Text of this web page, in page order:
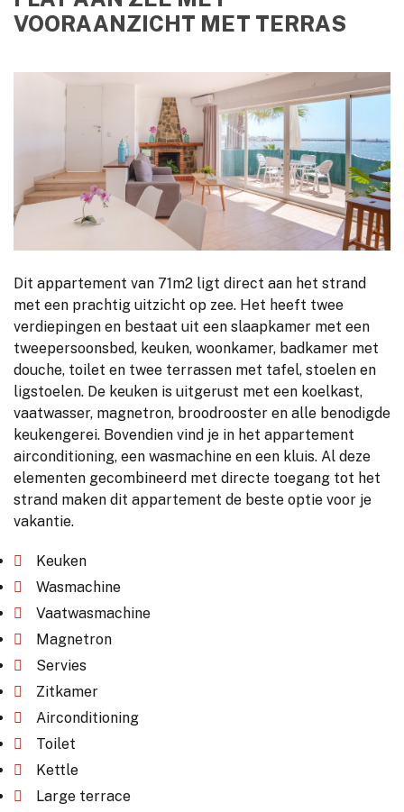
VOORAANZICHT MET TERRAS
Dit appartement van 71m2 ligt direct aan het strand
met een prachtig uitzicht op zee. Het heeft twee
verdiepingen en bestaat uit een slaapkamer met een
tweepersoonsbed, keuken, woonkamer, badkamer met
douche, toilet en twee terrassen met tafel, stoelen en
ligstoelen. De keuken is uitgerust met een koelkast,
vaatwasser, magnetron, broodrooster en alle benodigde
keukengerei. Bovendien vind je in het appartement
airconditioning, een wasmachine en een kluis. Al deze
elementen gecombineerd met directe toegang tot het
strand maken dit appartement de beste optie voor je
vakantie.
Keuken
Wasmachine
Vaatwasmachine
Magnetron
Servies
Zitkamer
Airconditioning
Toilet
Kettle
Large terrace